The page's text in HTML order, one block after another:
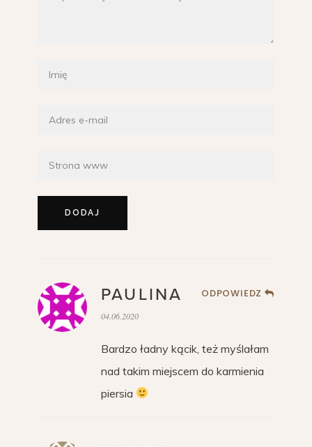
PAULINA ODPOWIEDZ
04.06.2020
Bardzo ładny kącik, też myślałam
nad takim miejscem do karmienia
piersia